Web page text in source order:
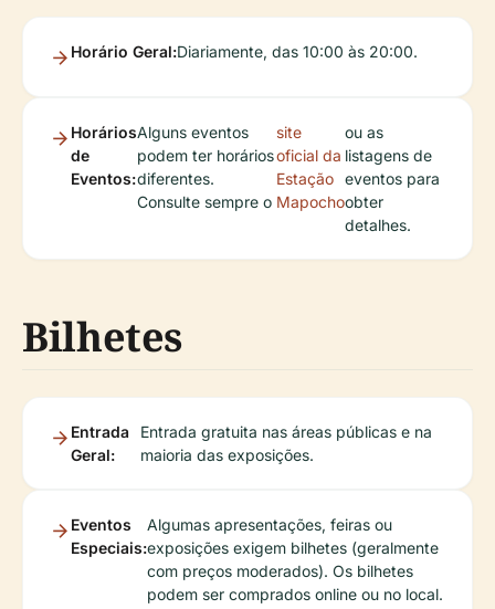
Horário Geral:Diariamente, das 10:00 às 20:00.
Horários
de
Eventos:
Alguns eventos
podem ter horários
diferentes.
Consulte sempre o
site
oficial da
Estação
Mapocho
ou as
listagens de
eventos para
obter
detalhes.
Bilhetes
Entrada
Geral:
Entrada gratuita nas áreas públicas e na
maioria das exposições.
Eventos
Especiais:
Algumas apresentações, feiras ou
exposições exigem bilhetes (geralmente
com preços moderados). Os bilhetes
podem ser comprados online ou no local.